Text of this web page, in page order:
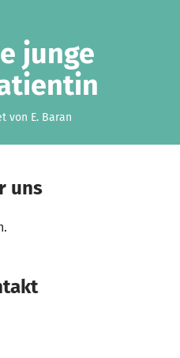
junge
von E. Baran
uns